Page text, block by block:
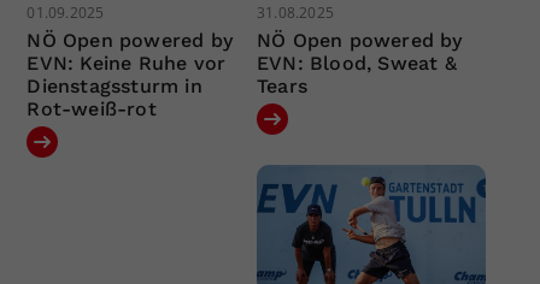
01.09.2025
NÖ Open powered by
EVN: Keine Ruhe vor
Dienstagssturm in
Rot-weiß-rot
31.08.2025
NÖ Open powered by
EVN: Blood, Sweat &
Tears